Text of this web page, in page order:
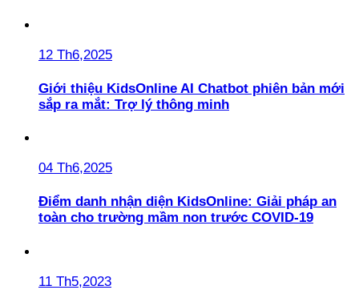
12 Th6,2025
Giới thiệu KidsOnline AI Chatbot phiên bản mới
sắp ra mắt: Trợ lý thông minh
04 Th6,2025
Điểm danh nhận diện KidsOnline: Giải pháp an
toàn cho trường mầm non trước COVID-19
11 Th5,2023